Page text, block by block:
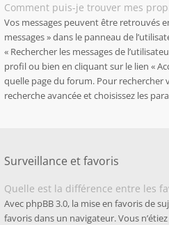
Comment puis-je trouver mes
Vos messages peuvent être retrouvés
messages » dans le panneau de
« Rechercher les messages de
profil ou bien en cliquant sur le lien «
quelle page du forum. Pour rechercher
recherche avancée et choisissez les
Surveillance et favoris
Quelle est la différence entre les
Avec phpBB 3.0, la mise en favoris de
favoris dans un navigateur. Vous